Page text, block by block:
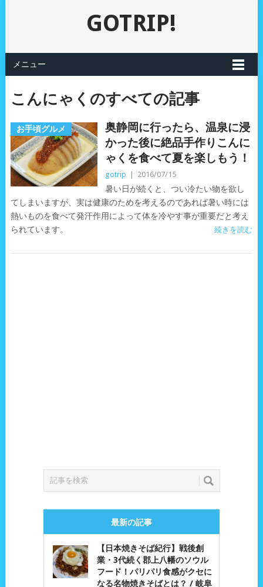
GOTRIP!
メニュー
こんにゃくのすべての記事
お手頃グルメ
奥静岡に行ったら、温泉に浸
かった後に絶品手作りこんに
ゃくを食べて夏を楽しもう！
gotrip 2016/07/15
暑い日が続くと、つい冷たい物を欲し
てしまいますが、実は健康のためを考えるのであれば暑い時には
熱いものを食べて発汗作用によって体を冷やす事が重要だと考え
られています。
続きを読む
最新の記事
【日本焼きそば紀行】戦後創
業・3代続く郡上八幡のソウル
フード！パリパリ食感がクセに
なる名物焼きそばとは？ / 岐阜